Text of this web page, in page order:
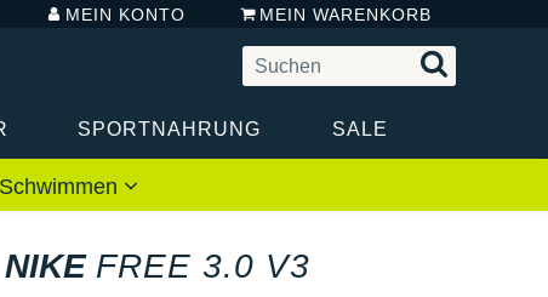
MEIN KONTO MEIN WARENKORB
SPORTNAHRUNG SALE
NIKE FREE 3.0 V3